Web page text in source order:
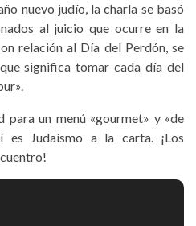
nuevo judío, la charla se basó
al juicio que ocurre en la
relación al Día del Perdón, se
significa tomar cada día del
para un menú «gourmet» y «de
es Judaísmo a la carta. ¡Los